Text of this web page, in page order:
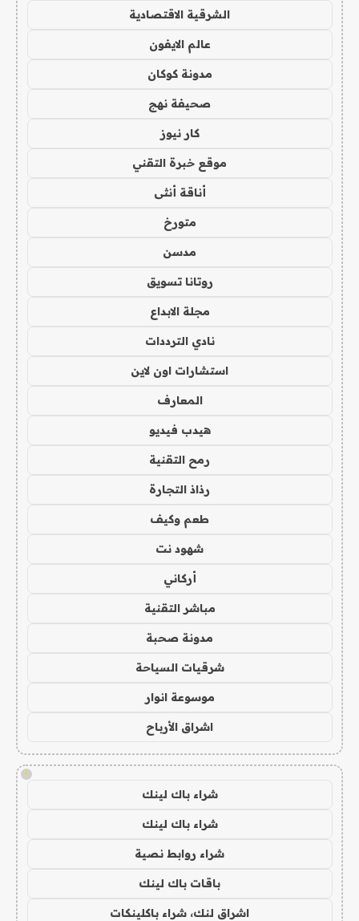
الشرقية الاقتصادية
عالم الايفون
مدونة كوكان
صحيفة نهج
كار نيوز
موقع خبرة التقني
أناقة أنثى
متورخ
مدسن
روتانا تسويق
مجلة الابداع
نادي الترددات
استشارات اون لاين
المعارف
هيدب فيديو
رمح التقنية
رذاذ التجارة
طعم وكيف
شهود نت
أركاني
مباشر التقنية
مدونة صحبة
شرقيات السياحة
موسوعة انوار
اشراق الأرباح
!
شراء باك لينك
شراء باك لينك
شراء روابط نصية
باقات باك لينك
اشراق لنك، شراء باكلينكات